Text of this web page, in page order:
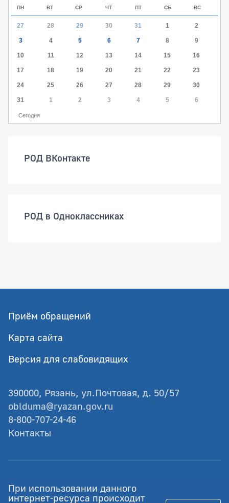
ПН ВТ СР ЧТ ПТ СБ ВС
27 28 29 30 31 1 2
3 4 5 6 7 8 9
10 11 12 13 14 15 16
17 18 19 20 21 22 23
24 25 26 27 28 29 30
31 1 2 3 4 5 6
Сегодня
РОД ВКонтакте
РОД в Одноклассниках
Приём обращений
Карта сайта
Версия для слабовидящих
390000, Рязань, ул.Почтовая, д. 50/57
oblduma@ryazan.gov.ru
8-800-707-24-46
Контакты
© Рязанская областная Дума
Разработка - GIANIT.ru
При использовании данного
интернет-ресурса происходит